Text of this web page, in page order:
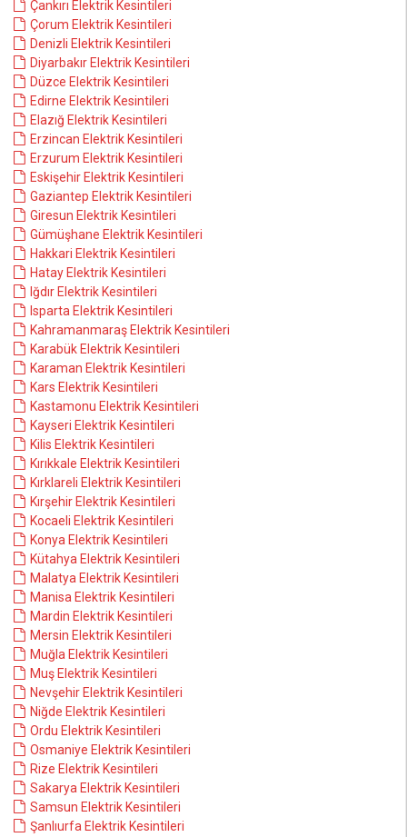
Çankırı Elektrik Kesintileri
Çorum Elektrik Kesintileri
Denizli Elektrik Kesintileri
Diyarbakır Elektrik Kesintileri
Düzce Elektrik Kesintileri
Edirne Elektrik Kesintileri
Elazığ Elektrik Kesintileri
Erzincan Elektrik Kesintileri
Erzurum Elektrik Kesintileri
Eskişehir Elektrik Kesintileri
Gaziantep Elektrik Kesintileri
Giresun Elektrik Kesintileri
Gümüşhane Elektrik Kesintileri
Hakkari Elektrik Kesintileri
Hatay Elektrik Kesintileri
Iğdır Elektrik Kesintileri
Isparta Elektrik Kesintileri
Kahramanmaraş Elektrik Kesintileri
Karabük Elektrik Kesintileri
Karaman Elektrik Kesintileri
Kars Elektrik Kesintileri
Kastamonu Elektrik Kesintileri
Kayseri Elektrik Kesintileri
Kilis Elektrik Kesintileri
Kırıkkale Elektrik Kesintileri
Kırklareli Elektrik Kesintileri
Kırşehir Elektrik Kesintileri
Kocaeli Elektrik Kesintileri
Konya Elektrik Kesintileri
Kütahya Elektrik Kesintileri
Malatya Elektrik Kesintileri
Manisa Elektrik Kesintileri
Mardin Elektrik Kesintileri
Mersin Elektrik Kesintileri
Muğla Elektrik Kesintileri
Muş Elektrik Kesintileri
Nevşehir Elektrik Kesintileri
Niğde Elektrik Kesintileri
Ordu Elektrik Kesintileri
Osmaniye Elektrik Kesintileri
Rize Elektrik Kesintileri
Sakarya Elektrik Kesintileri
Samsun Elektrik Kesintileri
Şanlıurfa Elektrik Kesintileri